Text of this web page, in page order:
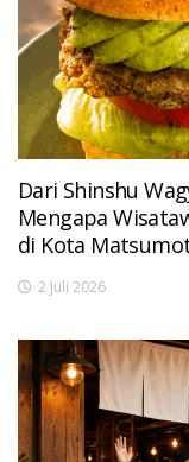
Dari Shinshu
Mengapa
di Kota
2 Juli 2026